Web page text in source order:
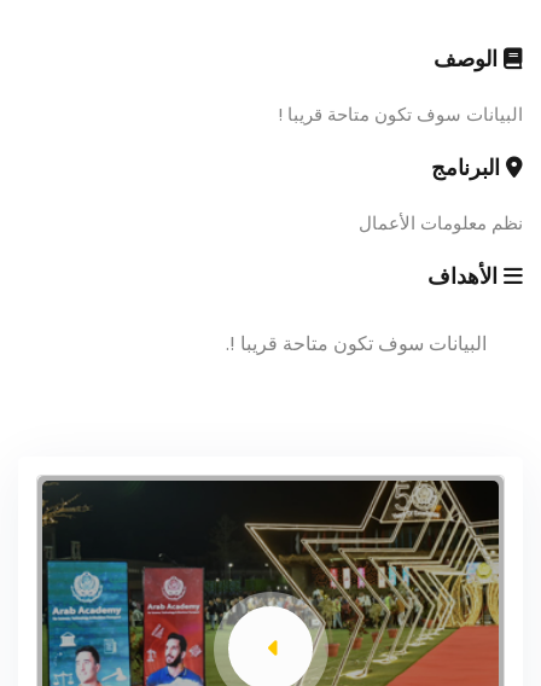
الوصف
البيانات سوف تكون متاحة قريبا !
البرنامج
نظم معلومات الأعمال
الأهداف
البيانات سوف تكون متاحة قريبا !.